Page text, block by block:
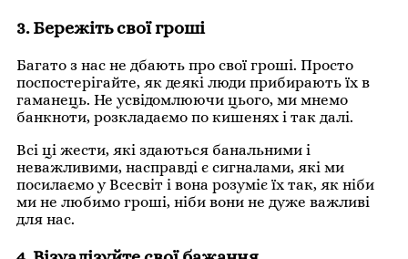
3. Бережіть свої гроші
Багато з нас не дбають про свої гроші. Просто
поспостерігайте, як деякі люди прибирають їх в
гаманець. Не усвідомлюючи цього, ми мнемо
банкноти, розкладаємо по кишенях і так далі.
Всі ці жести, які здаються банальними і
неважливими, насправді є сигналами, які ми
посилаємо у Всесвіт і вона розуміє їх так, як ніби
ми не любимо гроші, ніби вони не дуже важливі
для нас.